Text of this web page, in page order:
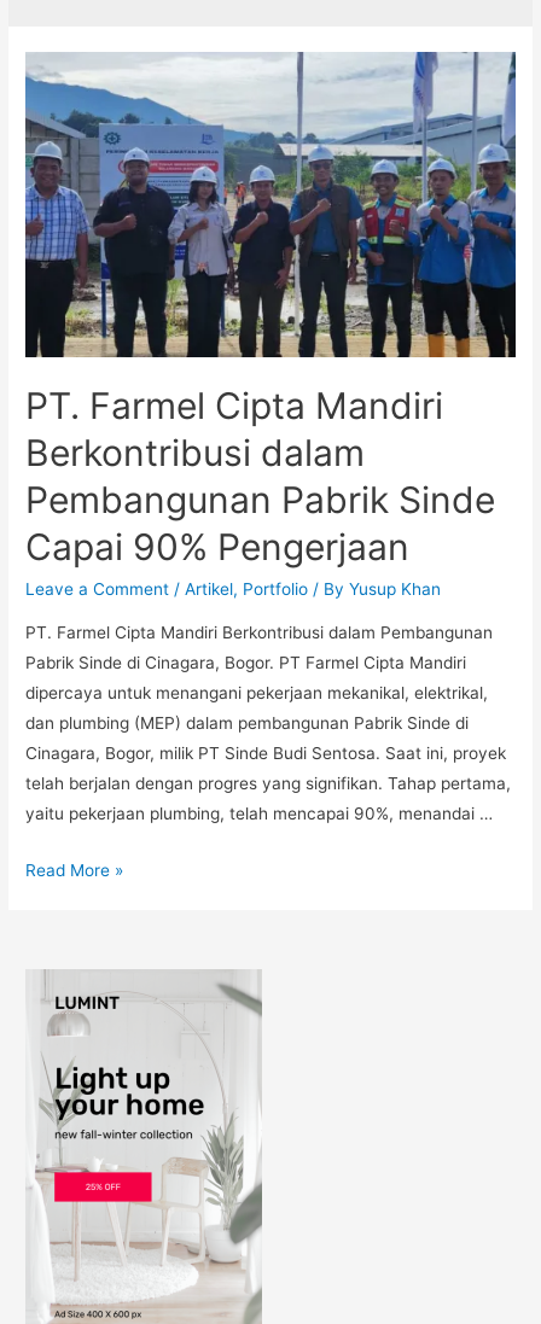
PT. Farmel Cipta Mandiri
Berkontribusi dalam
Pembangunan Pabrik Sinde
Capai 90% Pengerjaan
Leave a Comment /Artikel, Portfolio / ByYusup Khan
PT. Farmel Cipta Mandiri Berkontribusi dalam Pembangunan
Pabrik Sinde di Cinagara, Bogor. PT Farmel Cipta Mandiri
dipercaya untuk menangani pekerjaan mekanikal, elektrikal,
dan plumbing (MEP) dalam pembangunan Pabrik Sinde di
Cinagara, Bogor, milik PT Sinde Budi Sentosa. Saat ini, proyek
telah berjalan dengan progres yang signifikan. Tahap pertama,
yaitu pekerjaan plumbing, telah mencapai 90%, menandai …
Read More »